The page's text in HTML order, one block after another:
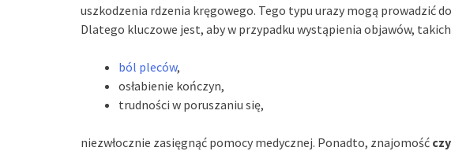
uszkodzenia rdzenia kręgowego. Tego typu urazy mogą prowadzić
Dlatego kluczowe jest, aby w przypadku wystąpienia objawów,
ból pleców,
osłabienie kończyn,
trudności w poruszaniu się,
niezwłocznie zasięgnąć pomocy medycznej. Ponadto, znajomość